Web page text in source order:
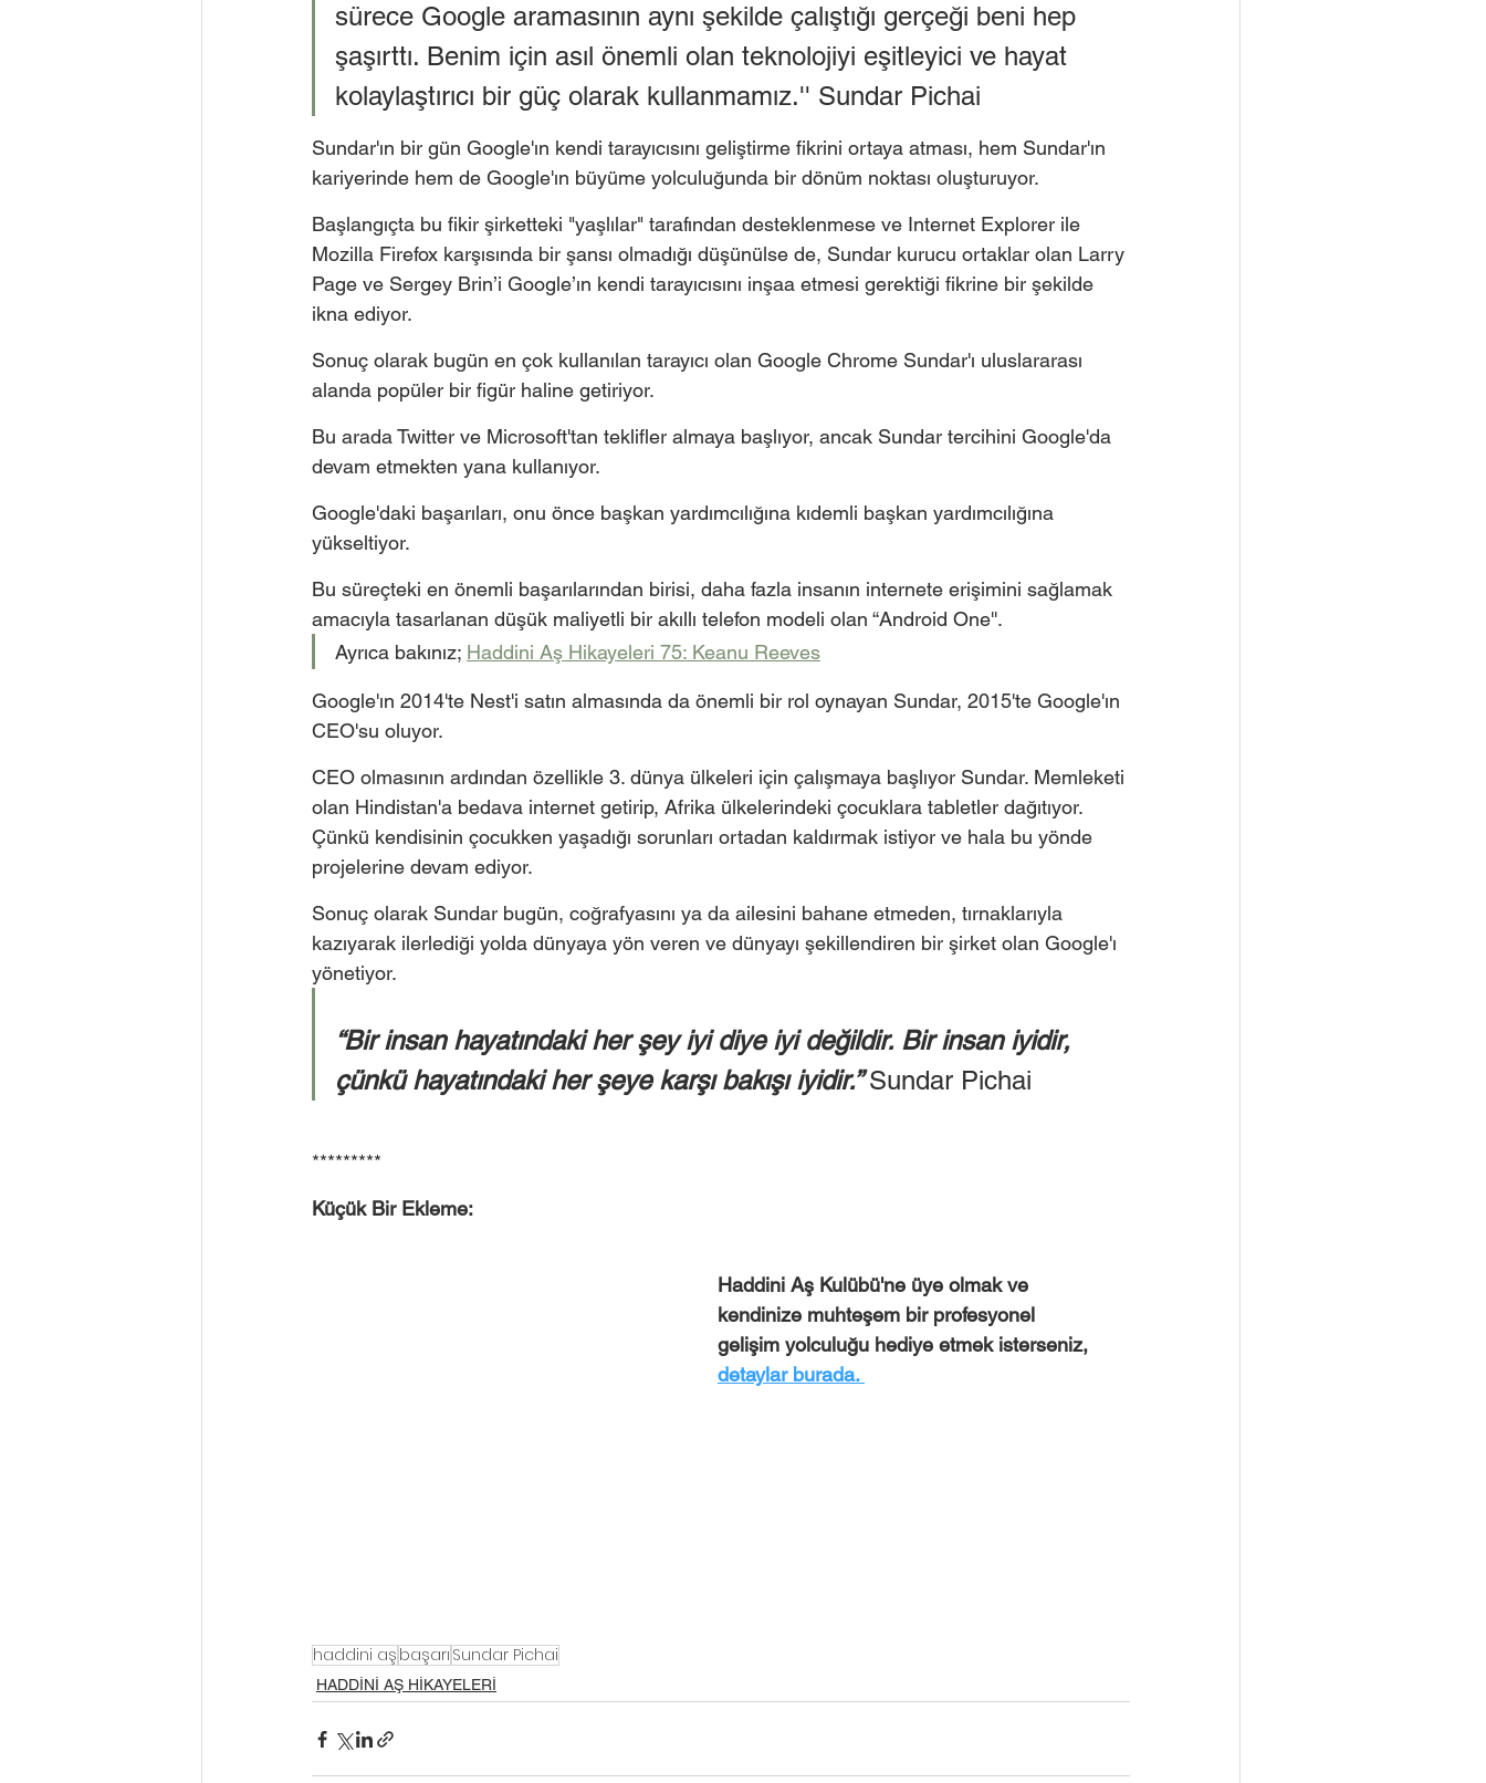
sürece Google aramasının aynı şekilde çalıştığı gerçeği beni hep
şaşırttı. Benim için asıl önemli olan teknolojiyi eşitleyici ve hayat
kolaylaştırıcı bir güç olarak kullanmamız.'' Sundar Pichai
Sundar'ın bir gün Google'ın kendi tarayıcısını geliştirme fikrini ortaya atması, hem Sundar'ın
kariyerinde hem de Google'ın büyüme yolculuğunda bir dönüm noktası oluşturuyor.
Başlangıçta bu fikir şirketteki "yaşlılar" tarafından desteklenmese ve Internet Explorer ile
Mozilla Firefox karşısında bir şansı olmadığı düşünülse de, Sundar kurucu ortaklar olan Larry
Page ve Sergey Brin’i Google’ın kendi tarayıcısını inşaa etmesi gerektiği fikrine bir şekilde
ikna ediyor.
Sonuç olarak bugün en çok kullanılan tarayıcı olan Google Chrome Sundar'ı uluslararası
alanda popüler bir figür haline getiriyor.
Bu arada Twitter ve Microsoft'tan teklifler almaya başlıyor, ancak Sundar tercihini Google'da
devam etmekten yana kullanıyor.
Google'daki başarıları, onu önce başkan yardımcılığına kıdemli başkan yardımcılığına
yükseltiyor.
Bu süreçteki en önemli başarılarından birisi, daha fazla insanın internete erişimini sağlamak
amacıyla tasarlanan düşük maliyetli bir akıllı telefon modeli olan “Android One''.
Ayrıca bakınız; Haddini Aş Hikayeleri 75: Keanu Reeves
Google'ın 2014'te Nest'i satın almasında da önemli bir rol oynayan Sundar, 2015'te Google'ın
CEO'su oluyor.
CEO olmasının ardından özellikle 3. dünya ülkeleri için çalışmaya başlıyor Sundar. Memleketi
olan Hindistan'a bedava internet getirip, Afrika ülkelerindeki çocuklara tabletler dağıtıyor.
Çünkü kendisinin çocukken yaşadığı sorunları ortadan kaldırmak istiyor ve hala bu yönde
projelerine devam ediyor.
Sonuç olarak Sundar bugün, coğrafyasını ya da ailesini bahane etmeden, tırnaklarıyla
kazıyarak ilerlediği yolda dünyaya yön veren ve dünyayı şekillendiren bir şirket olan Google'ı
yönetiyor.
“Bir insan hayatındaki her şey iyi diye iyi değildir. Bir insan iyidir,
çünkü hayatındaki her şeye karşı bakışı iyidir.” Sundar Pichai
*********
Küçük Bir Ekleme:
Haddini Aş Kulübü'ne üye olmak ve
kendinize muhteşem bir profesyonel
gelişim yolculuğu hediye etmek isterseniz,
detaylar burada.
haddini aş başarı Sundar Pichai
HADDİNİ AŞ HİKAYELERİ